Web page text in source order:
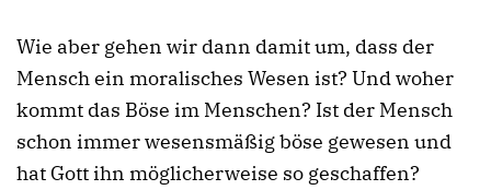
Wie aber gehen wir dann damit um, dass der
Mensch ein moralisches Wesen ist? Und woher
kommt das Böse im Menschen? Ist der Mensch
schon immer wesensmäßig böse gewesen und
hat Gott ihn möglicherweise so geschaffen?